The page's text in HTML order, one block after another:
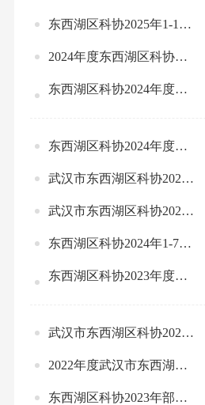
东西湖区科协2025年1-12月份全区绩效运行监控情况统计表
2024年度东西湖区科协部门决算公开
东西湖区科协2024年度部门整体、项目绩效自评情况
东西湖区科协2024年度部门预算绩效运行监控情况
武汉市东西湖区科协2025年部门预算信息公开
武汉市东西湖区科协2023年度部门决算公开
东西湖区科协2024年1-7月绩效运行监控情况统计表
东西湖区科协2023年度部门整体、项目绩效自评情况
武汉市东西湖区科协2024年部门预算公开
2022年度武汉市东西湖区科协决算公开
东西湖区科协2023年部门预算公开